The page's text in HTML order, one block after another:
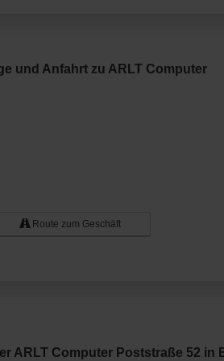
und Anfahrt zu ARLT Computer
Route zum Geschäft
ARLT Computer Poststraße 52 in